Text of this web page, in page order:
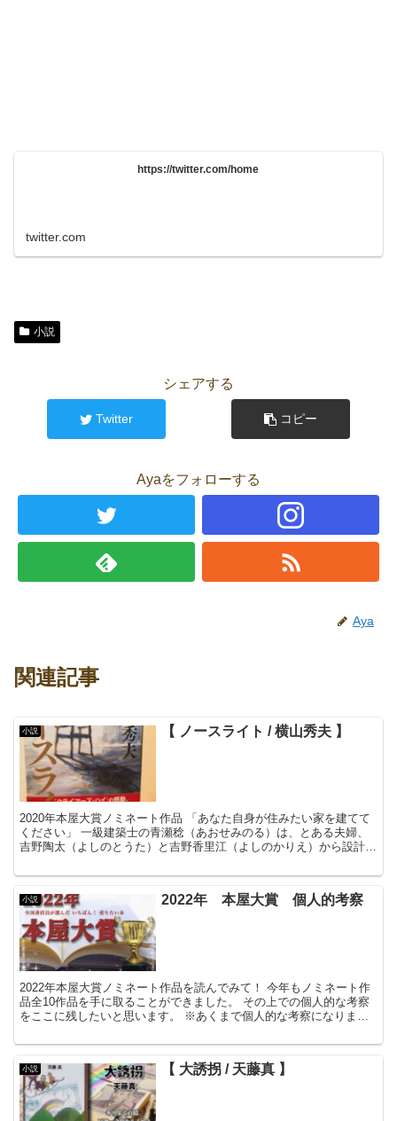
https://twitter.com/home
twitter.com
小説
シェアする
Twitter コピー
Ayaをフォローする
Aya
関連記事
小説 【 ノースライト / 横山秀夫 】
2020年本屋大賞ノミネート作品 「あなた自身が住みたい家を建てて
ください」 一級建築士の青瀬稔（あおせみのる）は、とある夫婦、
吉野陶太（よしのとうた）と吉野香里江（よしのかりえ）から設計を
小説 2022年 本屋大賞 個人的考察
2022年本屋大賞ノミネート作品を読んでみて！ 今年もノミネート作
品全10作品を手に取ることができました。 その上での個人的な考察
をここに残したいと思います。 ※あくまで個人的な考察になりま
小説 【 大誘拐 / 天藤真 】